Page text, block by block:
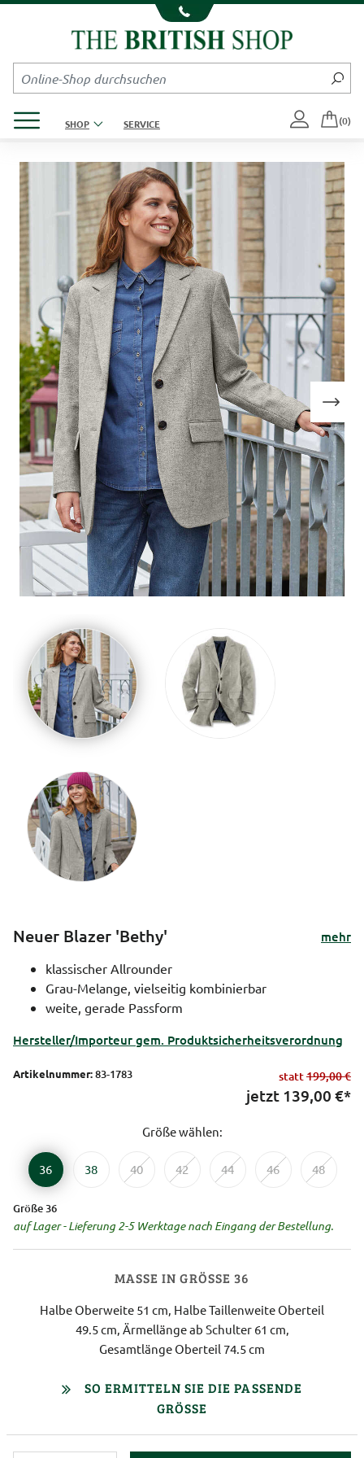
Kompletten Head der Seite überspringen
SHOP SERVICE (0)
Neuer Blazer 'Bethy'
mehr
klassischer Allrounder
Grau-Melange, vielseitig kombinierbar
weite, gerade Passform
Hersteller/Importeur gem. Produktsicherheitsverordnung
Artikelnummer:83-1783 statt199,00 €
jetzt 139,00 €*
Größe wählen:
36 38 40 42 44 46 48
Größe 36
auf Lager - Lieferung 2-5 Werktage nach Eingang der Bestellung.
MASSE IN GRÖSSE 36
Halbe Oberweite 51 cm, Halbe Taillenweite Oberteil
49.5 cm, Ärmellänge ab Schulter 61 cm,
Gesamtlänge Oberteil 74.5 cm
SO ERMITTELN SIE DIE PASSENDE
GRÖSSE